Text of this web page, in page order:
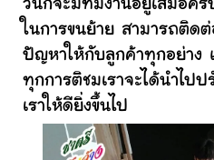
วันก็จะมีทีมงานอยู่เสมอค
ในการขนย้าย สามารถติดต่
ปัญหาให้กับลูกค้าทุกอย่าง
ทุกการติชมเราจะได้นำไปป
เราให้ดียิ่งขึ้นไป